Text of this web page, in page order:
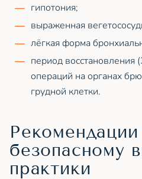
гипотония;
выраженная
лёгкая форма
период восстановления
операций на органах
грудной клетки.
безопасному
практики